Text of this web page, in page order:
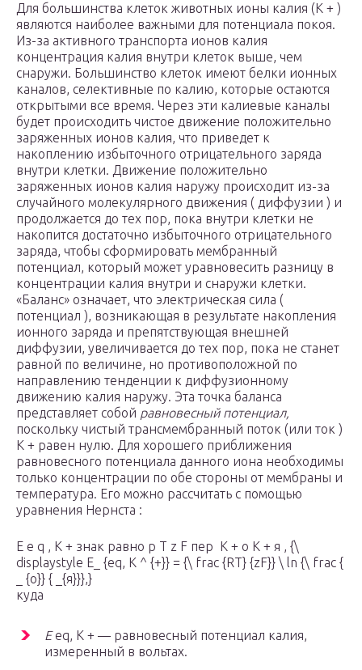
Для большинства клеток животных ионы калия (K + )
являются наиболее важными для потенциала покоя.
Из-за активного транспорта ионов калия
концентрация калия внутри клеток выше, чем
снаружи. Большинство клеток имеют белки ионных
каналов, селективные по калию, которые остаются
открытыми все время. Через эти калиевые каналы
будет происходить чистое движение положительно
заряженных ионов калия, что приведет к
накоплению избыточного отрицательного заряда
внутри клетки. Движение положительно
заряженных ионов калия наружу происходит из-за
случайного молекулярного движения ( диффузии ) и
продолжается до тех пор, пока внутри клетки не
накопится достаточно избыточного отрицательного
заряда, чтобы сформировать мембранный
потенциал, который может уравновесить разницу в
концентрации калия внутри и снаружи клетки.
«Баланс» означает, что электрическая сила (
потенциал ), возникающая в результате накопления
ионного заряда и препятствующая внешней
диффузии, увеличивается до тех пор, пока не станет
равной по величине, но противоположной по
направлению тенденции к диффузионному
движению калия наружу. Эта точка баланса
представляет собой равновесный потенциал,
поскольку чистый трансмембранный поток (или ток )
K + равен нулю. Для хорошего приближения
равновесного потенциала данного иона необходимы
только концентрации по обе стороны от мембраны и
температура. Его можно рассчитать с помощью
уравнения Нернста :
E е q , K + знак равно р Т z F пер ⁡ K + о K + я , {\
displaystyle E_ {eq, K ^ {+}} = {\ frac {RT} {zF}} \ ln {\ frac {
_ {o}} { _{я}}},}
куда
Eeq, K + — равновесный потенциал калия,
измеренный в вольтах.